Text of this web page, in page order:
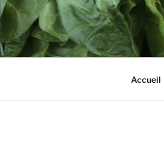
Aller
au
contenu
principal
Accueil